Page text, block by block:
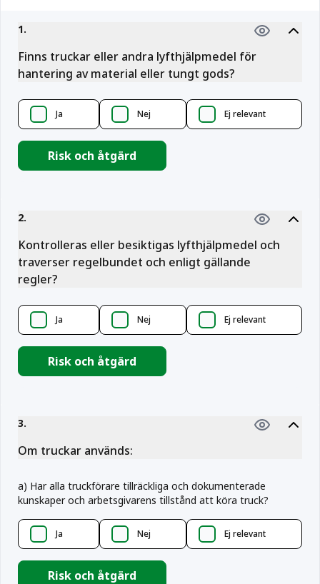
1.
Finns truckar eller andra lyfthjälpmedel för
hantering av material eller tungt gods?
Ja Nej Ej relevant
Risk och åtgärd
2.
Kontrolleras eller besiktigas lyfthjälpmedel och
traverser regelbundet och enligt gällande
regler?
Ja Nej Ej relevant
Risk och åtgärd
3.
Om truckar används:
a) Har alla truckförare tillräckliga och dokumenterade
kunskaper och arbetsgivarens tillstånd att köra truck?
Ja Nej Ej relevant
Risk och åtgärd